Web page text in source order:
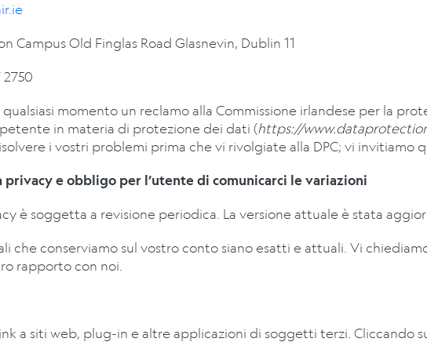
Campus Old Finglas Road Glasnevin, Dublin 11
2750
momento un reclamo alla Commissione irlandese per la
in materia di protezione dei dati (https://
i vostri problemi prima che vi rivolgiate alla DPC; vi invitiamo
e obbligo per l’utente di comunicarci le variazioni
è soggetta a revisione periodica. La versione attuale è stata
che conserviamo sul vostro conto siano esatti e attuali. Vi
rapporto con noi.
a siti web, plug-in e altre applicazioni di soggetti terzi.